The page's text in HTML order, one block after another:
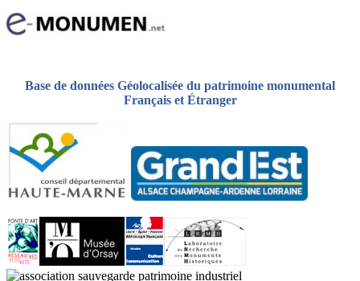
Base de données Géolocalisée du patrimoine monumental
Français et Étranger